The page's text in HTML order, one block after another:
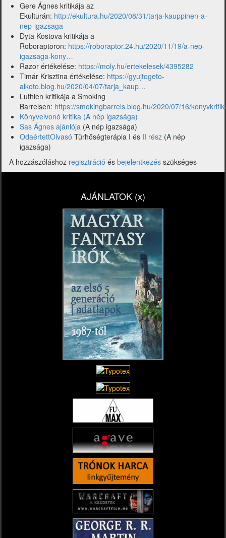
Gere Ágnes kritikája az
Ekulturán: http://ekultura.hu/2020/08/31/tarja-kauppinen-a-
nep-igazsaga
Dyta Kostova kritikája a
Roboraptoron: https://roboraptor.24.hu/2020/11/19/a-nep-
igazsaga-kony…
Razor értékelése: https://moly.hu/ertekelesek/4395282
Timár Krisztina értékelése: https://gyujtogeto-
alkoto.blog.hu/2020/04/07/tarja_kaup…
Luthien kritikája a Smoking
Barrelsen: https://smokingbarrels.blog.hu/2020/07/16/
Könyvelvonó kritika (A nép igazsága)
Sas Ágnes ajánlója (A nép igazsága)
OdaértettOlvasó Türhőségterápia I és II rész (A nép
igazsága)
A hozzászóláshoz regisztráció és bejelentkezés szükséges
AJÁNLATOK (x)